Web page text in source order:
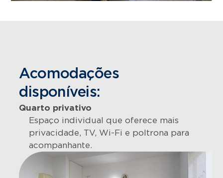
Acomodações
disponíveis:
Quarto privativo
Espaço individual que oferece mais
privacidade, TV, Wi-Fi e poltrona para
acompanhante.